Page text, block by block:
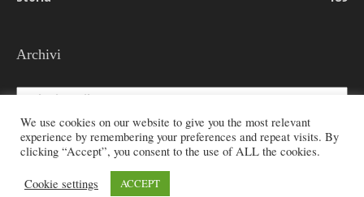
Archivi
Archivi
© 2026 All rights reserved - Etnie -
We use cookies on our website to give you the most relevant
experience by remembering your preferences and repeat visits. By
clicking “Accept”, you consent to the use of ALL the cookies.
Cookie settings ACCEPT